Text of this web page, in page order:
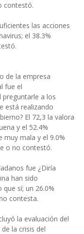
contestó.
las acciones
el 38.3%
de la empresa
fue el
a los
está realizando
El 72,3 la valora
y el 52.4%
muy mala y el 9.0%
o no contestó.
fue ¿Diría
han sido
sí; un 26.0%
contesta.
la evaluación del
la crisis del